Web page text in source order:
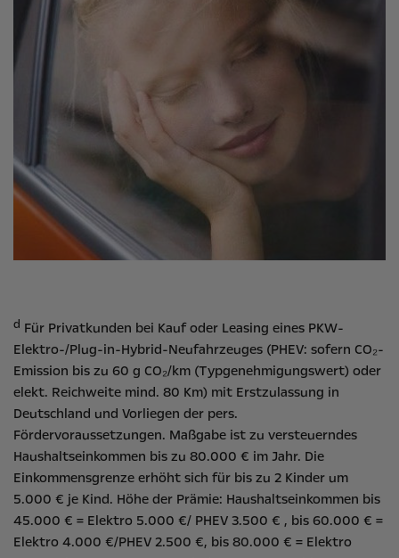
d Für Privatkunden bei Kauf oder Leasing eines PKW-
Elektro-/Plug-in-Hybrid-Neufahrzeuges (PHEV: sofern CO₂-
Emission bis zu 60 g CO₂/km (Typgenehmigungswert) oder
elekt. Reichweite mind. 80 Km) mit Erstzulassung in
Deutschland und Vorliegen der pers.
Fördervoraussetzungen. Maßgabe ist zu versteuerndes
Haushaltseinkommen bis zu 80.000 € im Jahr. Die
Einkommensgrenze erhöht sich für bis zu 2 Kinder um
5.000 € je Kind. Höhe der Prämie: Haushaltseinkommen bis
45.000 € = Elektro 5.000 €/ PHEV 3.500 € , bis 60.000 € =
Elektro 4.000 €/PHEV 2.500 €, bis 80.000 € = Elektro